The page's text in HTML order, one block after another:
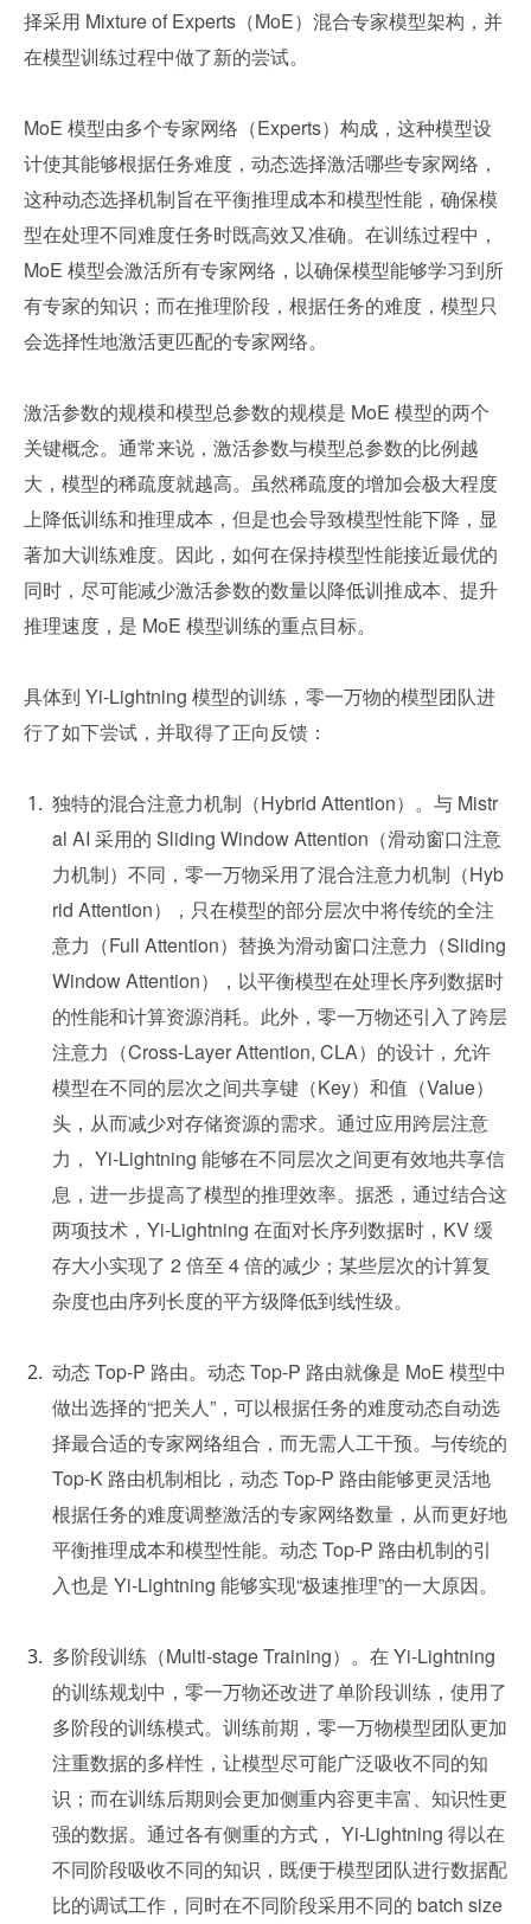
择采用 Mixture of Experts（MoE）混合专家模型架构，并
在模型训练过程中做了新的尝试。
MoE 模型由多个专家网络（Experts）构成，这种模型设
计使其能够根据任务难度，动态选择激活哪些专家网络，
这种动态选择机制旨在平衡推理成本和模型性能，确保模
型在处理不同难度任务时既高效又准确。在训练过程中，
MoE 模型会激活所有专家网络，以确保模型能够学习到所
有专家的知识；而在推理阶段，根据任务的难度，模型只
会选择性地激活更匹配的专家网络。
激活参数的规模和模型总参数的规模是 MoE 模型的两个
关键概念。通常来说，激活参数与模型总参数的比例越
大，模型的稀疏度就越高。虽然稀疏度的增加会极大程度
上降低训练和推理成本，但是也会导致模型性能下降，显
著加大训练难度。因此，如何在保持模型性能接近最优的
同时，尽可能减少激活参数的数量以降低训推成本、提升
推理速度，是 MoE 模型训练的重点目标。
具体到 Yi-Lightning 模型的训练，零一万物的模型团队进
行了如下尝试，并取得了正向反馈：
独特的混合注意力机制（Hybrid Attention）。与 Mistr
al AI 采用的 Sliding Window Attention（滑动窗口注意
力机制）不同，零一万物采用了混合注意力机制（Hyb
rid Attention），只在模型的部分层次中将传统的全注
意力（Full Attention）替换为滑动窗口注意力（Sliding
Window Attention），以平衡模型在处理长序列数据时
的性能和计算资源消耗。此外，零一万物还引入了跨层
注意力（Cross-Layer Attention, CLA）的设计，允许
模型在不同的层次之间共享键（Key）和值（Value）
头，从而减少对存储资源的需求。通过应用跨层注意
力， Yi-Lightning 能够在不同层次之间更有效地共享信
息，进一步提高了模型的推理效率。据悉，通过结合这
两项技术，Yi-Lightning 在面对长序列数据时，KV 缓
存大小实现了 2 倍至 4 倍的减少；某些层次的计算复
杂度也由序列长度的平方级降低到线性级。
动态 Top-P 路由。动态 Top-P 路由就像是 MoE 模型中
做出选择的“把关人”，可以根据任务的难度动态自动选
择最合适的专家网络组合，而无需人工干预。与传统的
Top-K 路由机制相比，动态 Top-P 路由能够更灵活地
根据任务的难度调整激活的专家网络数量，从而更好地
平衡推理成本和模型性能。动态 Top-P 路由机制的引
入也是 Yi-Lightning 能够实现“极速推理”的一大原因。
多阶段训练（Multi-stage Training）。在 Yi-Lightning
的训练规划中，零一万物还改进了单阶段训练，使用了
多阶段的训练模式。训练前期，零一万物模型团队更加
注重数据的多样性，让模型尽可能广泛吸收不同的知
识；而在训练后期则会更加侧重内容更丰富、知识性更
强的数据。通过各有侧重的方式， Yi-Lightning 得以在
不同阶段吸收不同的知识，既便于模型团队进行数据配
比的调试工作，同时在不同阶段采用不同的 batch size